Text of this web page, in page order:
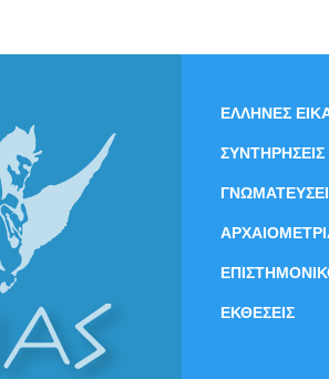
ΕΛΛΗΝΕΣ
ΣΥΝΤΗΡΗΣΕΙΣ
ΕΚΘΕΣΕΙΣ